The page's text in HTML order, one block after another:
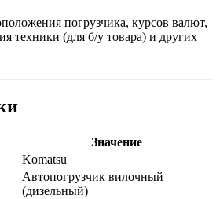
погрузчика, курсов валют,
техники (для б/у товара) и других
Значение
Komatsu
Автопогрузчик вилочный
(дизельный)